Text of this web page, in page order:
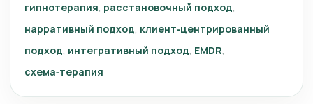
гипнотерапия расстановочный подход
нарративный подход клиент‑центрированный
подход интегративный подход EMDR
схема‑терапия